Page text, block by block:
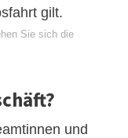
gilt.
Sie sich die
und